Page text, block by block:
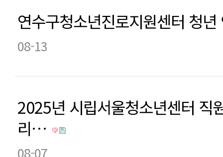
연수구청소년진로지원센터 청
08-13
2025년 시립서울청소년센터 직
리…
08-07